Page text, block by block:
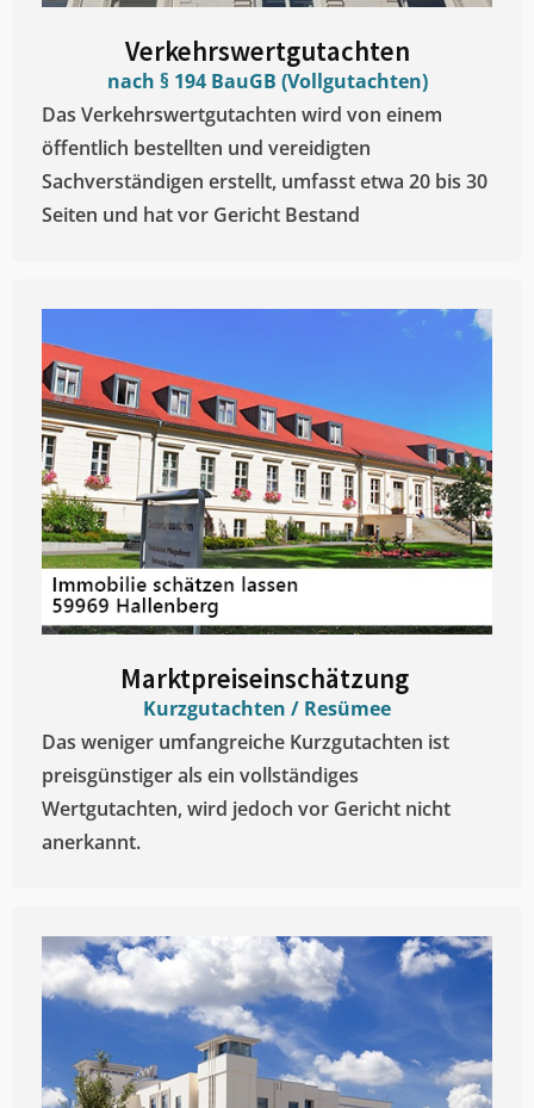
Verkehrswertgutachten
nach § 194 BauGB (Vollgutachten)
Das Verkehrswertgutachten wird von einem
öffentlich bestellten und vereidigten
Sachverständigen erstellt, umfasst etwa 20 bis 30
Seiten und hat vor Gericht Bestand
Marktpreiseinschätzung ​
Kurzgutachten / Resümee
Das weniger umfangreiche Kurzgutachten ist
preisgünstiger als ein vollständiges
Wertgutachten, wird jedoch vor Gericht nicht
anerkannt.